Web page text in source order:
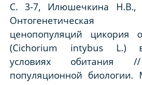
С. 3-7, Илюшечкина Н.В.,
Онтогенетическая
ценопопуляций цикория
(Cichorium intybus L.)
условиях обитания
популяционной биологии.